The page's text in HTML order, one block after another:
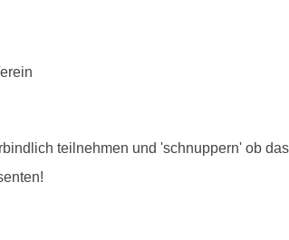
teilnehmen und 'schnuppern' ob